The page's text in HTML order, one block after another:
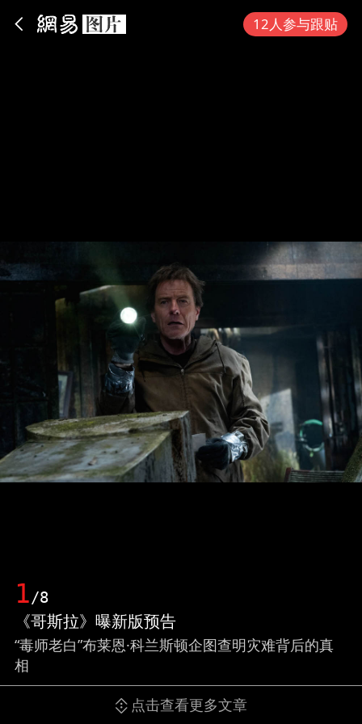
12人参与跟贴
1/8
《哥斯拉》曝新版预告
“毒师老白”布莱恩·科兰斯顿企图查明灾难背后的真
相
点击查看更多文章